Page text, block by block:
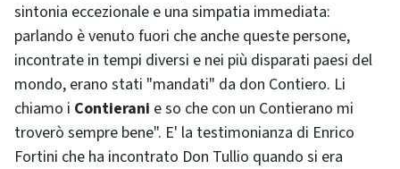
sintonia eccezionale e una simpatia immediata:
parlando è venuto fuori che anche queste persone,
incontrate in tempi diversi e nei più disparati paesi del
mondo, erano stati "mandati" da don Contiero. Li
chiamo i Contierani e so che con un Contierano mi
troverò sempre bene". E' la testimonianza di Enrico
Fortini che ha incontrato Don Tullio quando si era